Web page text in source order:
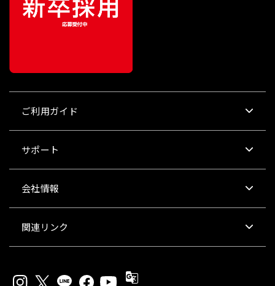
ご利用ガイド
サポート
会社情報
関連リンク